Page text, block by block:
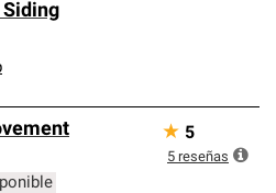
Siding
★ 5
5 reseñas